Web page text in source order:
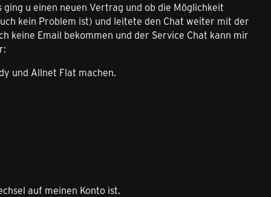
u einen neuen Vertrag und ob die Möglichkeit
kein Problem ist) und leitete den Chat weiter mit der
keine Email bekommen und der Service Chat kann mir
und Allnet Flat machen.
auf meinen Konto ist.